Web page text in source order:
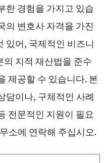
한 경험을 가지고 있습
의 변호사 자격을 가진
있어, 국제적인 비즈니
지적 재산법을 준수
제공할 수 있습니다. 본
담이나, 구체적인 사례
전문적인 지원이 필요
소에 연락해 주십시오.